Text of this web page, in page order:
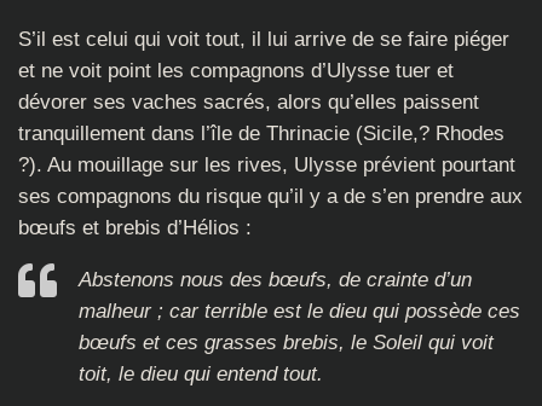
S’il est celui qui voit tout, il lui arrive de se faire piéger
et ne voit point les compagnons d’Ulysse tuer et
dévorer ses vaches sacrés, alors qu’elles paissent
tranquillement dans l’île de Thrinacie (Sicile,? Rhodes
?). Au mouillage sur les rives, Ulysse prévient pourtant
ses compagnons du risque qu’il y a de s’en prendre aux
bœufs et brebis d’Hélios :
Abstenons nous des bœufs, de crainte d’un
malheur ; car terrible est le dieu qui possède ces
bœufs et ces grasses brebis, le Soleil qui voit
toit, le dieu qui entend tout.